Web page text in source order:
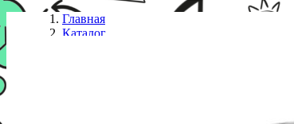
Главная
Каталог